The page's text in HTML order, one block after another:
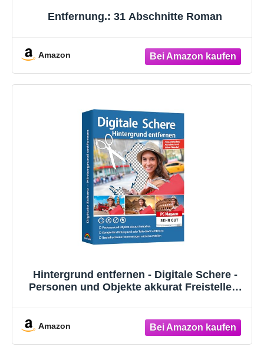
Entfernung.: 31 Abschnitte Roman
Amazon
Hintergrund entfernen - Digitale Schere -
Personen und Objekte akkurat Freistellen,
Amazon